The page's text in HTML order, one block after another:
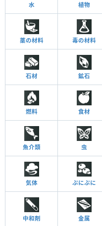
水 植物
薬の材料 毒の材料
石材 鉱石
燃料 食材
魚介類 虫
気体 ぷにぷに
中和剤 金属